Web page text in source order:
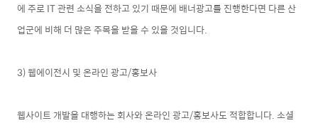
에 주로 IT 관련 소식을 전하고 있기 때문에 배너광고를 진행한다면 다른 산
업군에 비해 더 많은 주목을 받을 수 있을 것입니다.
3) 웹에이전시 및 온라인 광고/홍보사
웹사이트 개발을 대행하는 회사와 온라인 광고/홍보사도 적합합니다. 소셜